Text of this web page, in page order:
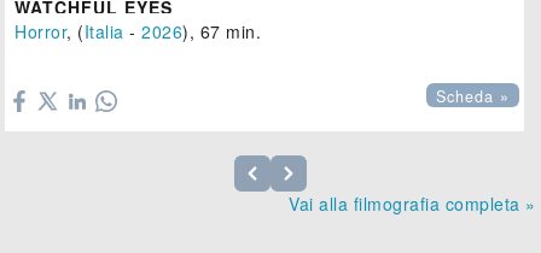
WATCHFUL EYES
Horror, (Italia -2026), 67 min.
Scheda »
Vai alla filmografia completa »